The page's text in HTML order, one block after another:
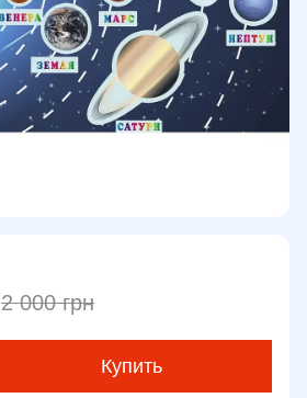
2 000 грн
Купить